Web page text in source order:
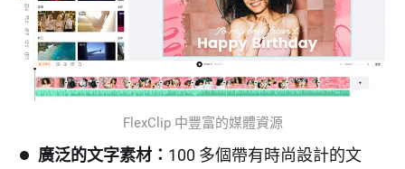
FlexClip 中豐富的媒體資源
廣泛的文字素材： 100 多個帶有時尚設計的文